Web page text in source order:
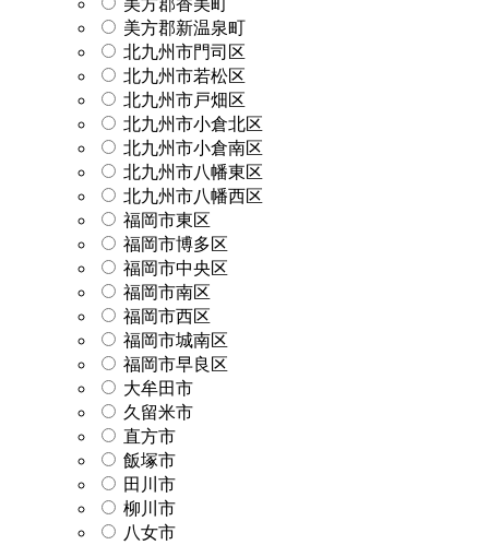
美方郡新温泉町
北九州市門司区
北九州市若松区
北九州市戸畑区
北九州市小倉北区
北九州市小倉南区
北九州市八幡東区
北九州市八幡西区
福岡市東区
福岡市博多区
福岡市中央区
福岡市南区
福岡市西区
福岡市城南区
福岡市早良区
大牟田市
久留米市
直方市
飯塚市
田川市
柳川市
八女市